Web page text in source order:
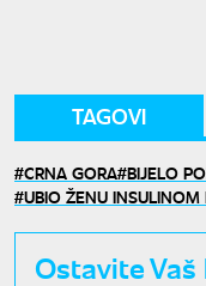
TAGOVI
CRNA GORA BIJELO
UBIO ŽENU INSULINOM
Ostavite